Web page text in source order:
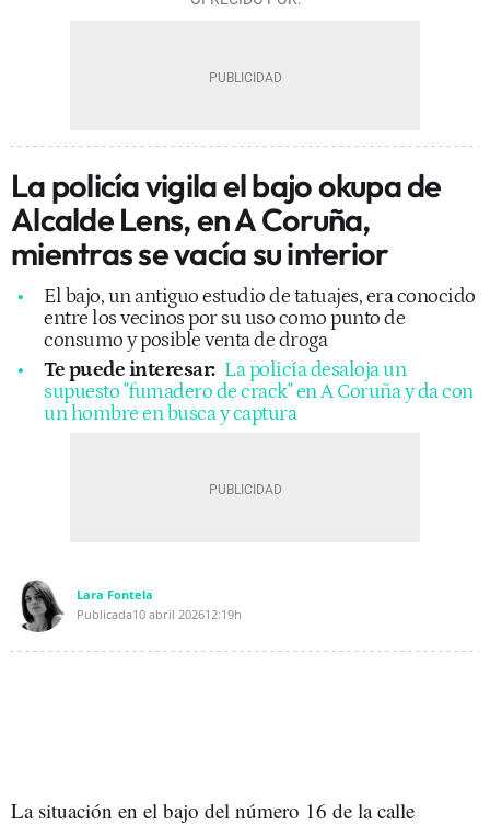
La policía vigila el bajo okupa de
Alcalde Lens, en A Coruña,
mientras se vacía su interior
El bajo, un antiguo estudio de tatuajes, era conocido
entre los vecinos por su uso como punto de
consumo y posible venta de droga
Te puede interesar: La policía desaloja un
supuesto "fumadero de crack" en A Coruña y da con
un hombre en busca y captura
Lara Fontela
Publicada10 abril 202612:19h
La situación en el bajo del número 16 de la calle